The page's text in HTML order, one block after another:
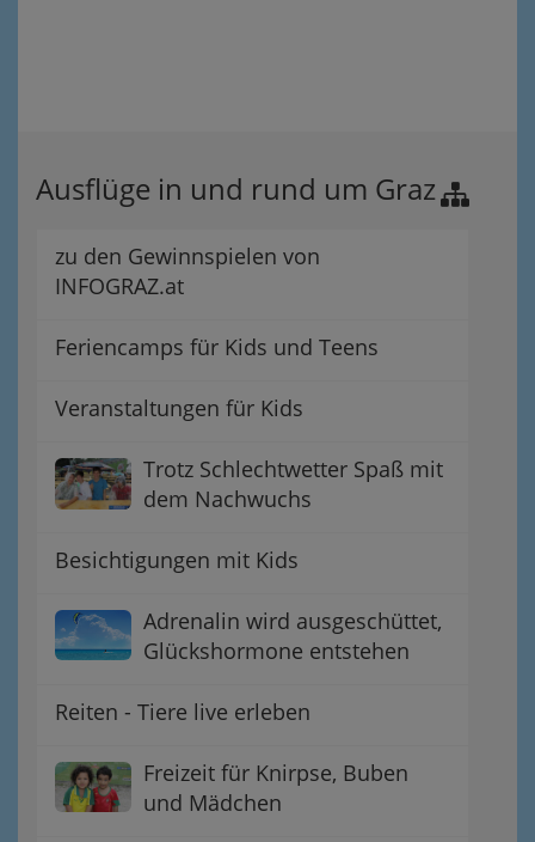
Ausflüge in und rund um Graz
zu den Gewinnspielen von
INFOGRAZ.at
Feriencamps für Kids und Teens
Veranstaltungen für Kids
Trotz Schlechtwetter Spaß mit
dem Nachwuchs
Besichtigungen mit Kids
Adrenalin wird ausgeschüttet,
Glückshormone entstehen
Reiten - Tiere live erleben
Freizeit für Knirpse, Buben
und Mädchen